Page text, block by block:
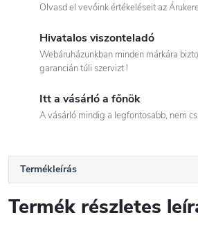
Olvasd el vevőink értékeléseit az
Hivatalos viszonteladó
Webáruházunkban minden márkára
garancián túli szervizt !
Itt a vásárló a főnök
A vásárló mindig a legfontosabb, nem
Termékleírás
Termék részletes